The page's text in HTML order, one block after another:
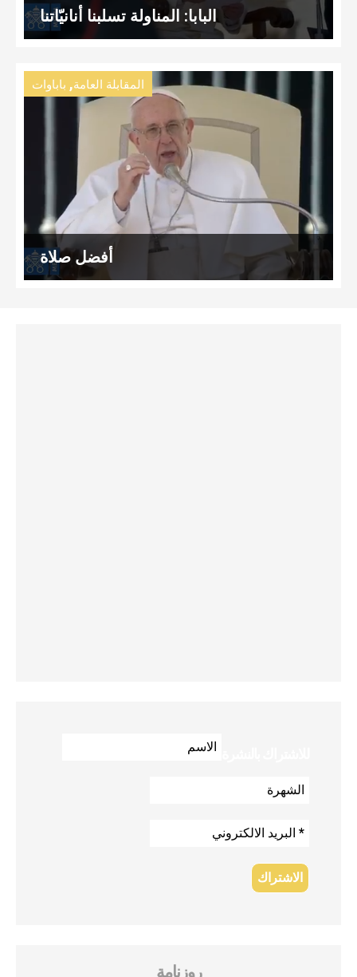
البابا: المناولة تسلبنا أنانيّاتنا
المقابلة العامة, باباوات
أفضل صلاة
روزنامة